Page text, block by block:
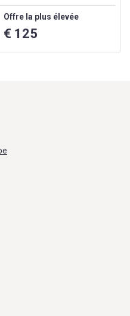
Offre la plus élevée
€ 125